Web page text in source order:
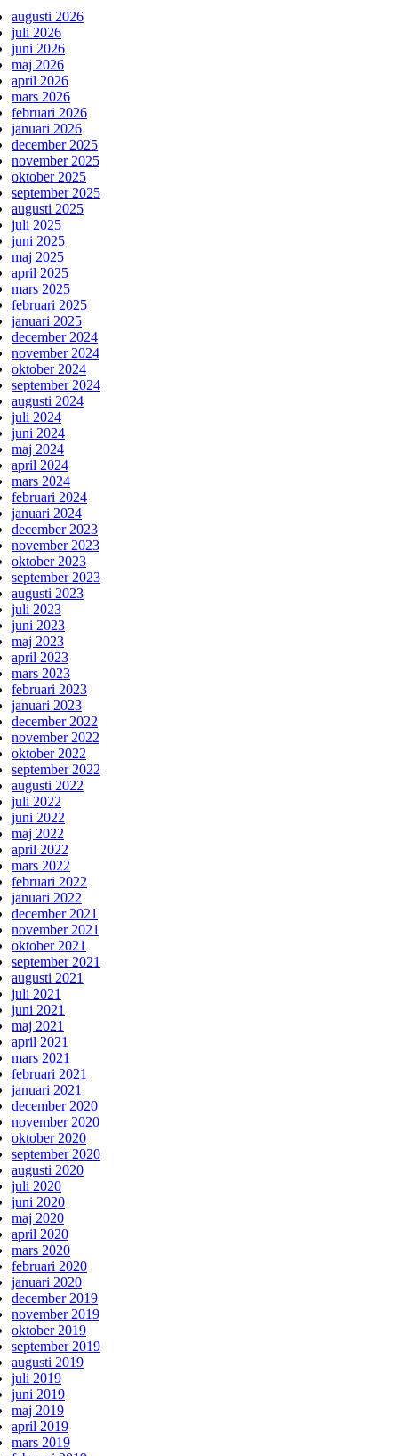
augusti 2026
juli 2026
juni 2026
maj 2026
april 2026
mars 2026
februari 2026
januari 2026
december 2025
november 2025
oktober 2025
september 2025
augusti 2025
juli 2025
juni 2025
maj 2025
april 2025
mars 2025
februari 2025
januari 2025
december 2024
november 2024
oktober 2024
september 2024
augusti 2024
juli 2024
juni 2024
maj 2024
april 2024
mars 2024
februari 2024
januari 2024
december 2023
november 2023
oktober 2023
september 2023
augusti 2023
juli 2023
juni 2023
maj 2023
april 2023
mars 2023
februari 2023
januari 2023
december 2022
november 2022
oktober 2022
september 2022
augusti 2022
juli 2022
juni 2022
maj 2022
april 2022
mars 2022
februari 2022
januari 2022
december 2021
november 2021
oktober 2021
september 2021
augusti 2021
juli 2021
juni 2021
maj 2021
april 2021
mars 2021
februari 2021
januari 2021
december 2020
november 2020
oktober 2020
september 2020
augusti 2020
juli 2020
juni 2020
maj 2020
april 2020
mars 2020
februari 2020
januari 2020
december 2019
november 2019
oktober 2019
september 2019
augusti 2019
juli 2019
juni 2019
maj 2019
april 2019
mars 2019